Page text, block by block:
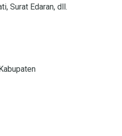
Surat Edaran, dll.